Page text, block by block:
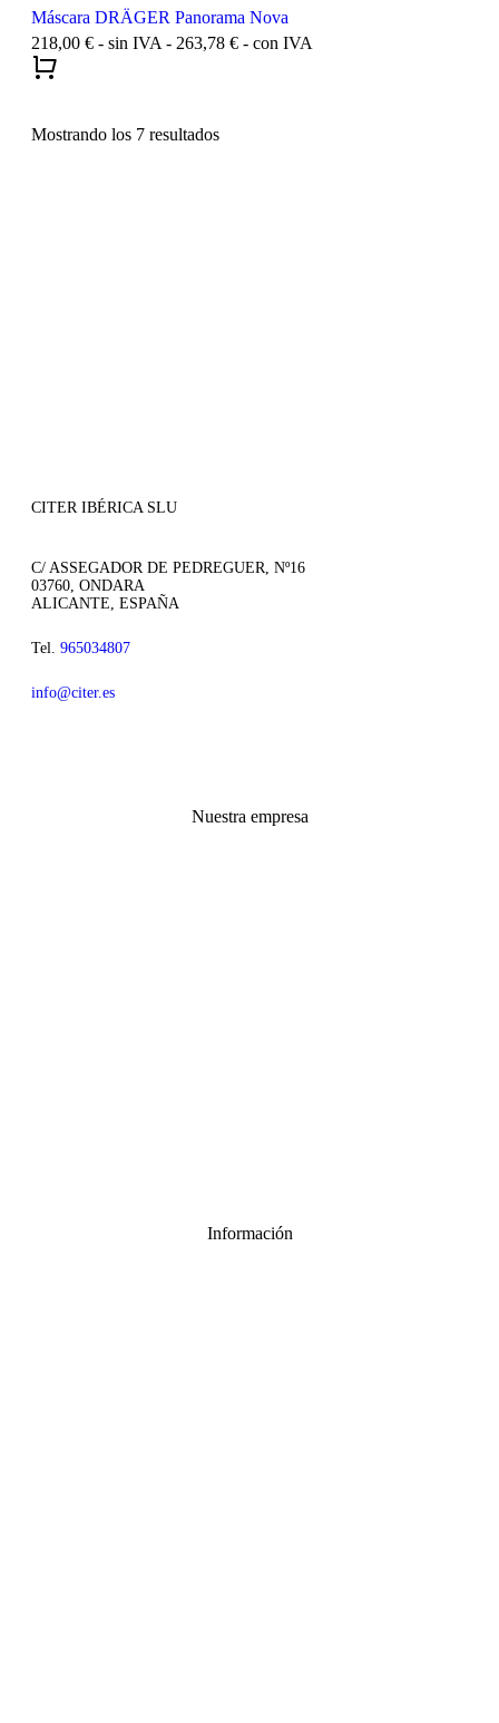
Máscara DRÄGER Panorama Nova
218,00 € - sin IVA - 263,78 € - con IVA
Mostrando los 7 resultados
CITER IBÉRICA SLU
C/ ASSEGADOR DE PEDREGUER, Nº16
03760, ONDARA
ALICANTE, ESPAÑA
Tel. 965034807
info@citer.es
Nuestra empresa
Información